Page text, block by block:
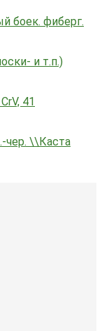
боек. фиберг.
и т.п.)
41
чер. \\Каста